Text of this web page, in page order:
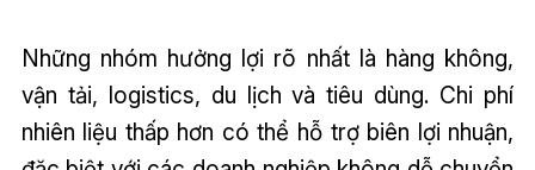
Những nhóm hưởng lợi rõ nhất là hàng không,
vận tải, logistics, du lịch và tiêu dùng. Chi phí
nhiên liệu thấp hơn có thể hỗ trợ biên lợi nhuận,